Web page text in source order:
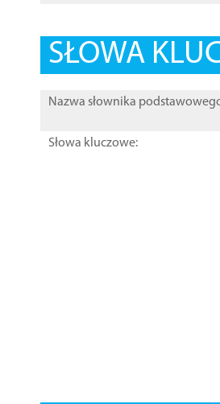
SŁOWA
Nazwa słownika
Słowa kluczowe: